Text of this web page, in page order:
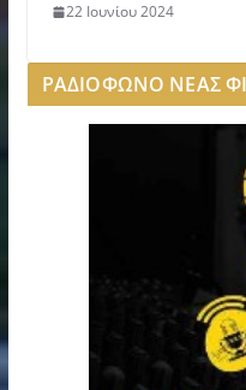
22 Ιουνίου 2024
ΡΑΔΙΟΦΩΝΟ ΝΕΑΣ